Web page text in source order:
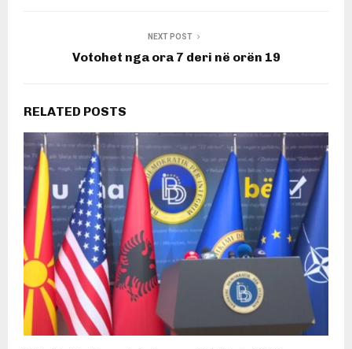
NEXT POST
Votohet nga ora 7 deri në orën 19
RELATED POSTS